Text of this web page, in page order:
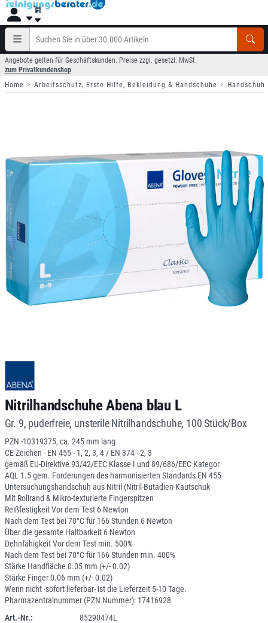
Angebote gelten für Geschäftskunden. Preise zzgl. gesetzl. MwSt.
zum Privatkundenshop
Home
Arbeitsschutz, Erste Hilfe, Bekleidung & Handschuhe
Nitrilhandschuhe Abena blau L
Gr. 9, puderfreie, unsterile Nitrilhandschuhe, 100 Stück/Box
PZN -10319375, ca. 245 mm lang
CE-Zeichen - EN 455 - 1, 2, 3, 4 / EN 374 - 2, 3
gemäß EU-Direktive 93/42/EEC Klasse I und 89/686/EEC Kategor
AQL 1.5 gem. Forderungen des harmonisierten Standards EN 455
Untersuchungshandschuh aus Nitril (Nitril-Butadien-Kautschuk
Mit Rollrand & Mikro-texturierte Fingerspitzen
Reißfestigkeit Vor dem Test 6 Newton
Nach dem Test bei 70°C für 166 Stunden 6 Newton
Über die gesamte Haltbarkeit 6 Newton
Dehnfähigkeit Vor dem Test min. 500%
Nach dem Test bei 70°C für 166 Stunden min. 400%
Stärke Handfläche 0.05 mm (+/- 0.02)
Stärke Finger 0.06 mm (+/- 0.02)
Wenn nicht -sofort lieferbar- ist die Lieferzeit 5-10 Tage.
Pharmazentralnummer (PZN Nummer): 17416928
Art.-Nr.:
85290474L